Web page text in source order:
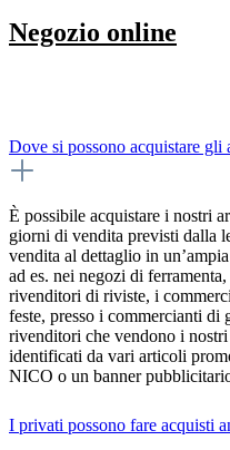
Negozio online
Dove si possono acquistare
È possibile acquistare i nostri
giorni di vendita previsti dalla
vendita al dettaglio in
ad es. nei negozi di
rivenditori di riviste, i
feste, presso i commercianti
rivenditori che vendono i
identificati da vari articoli
NICO o un banner
I privati possono fare acquisti